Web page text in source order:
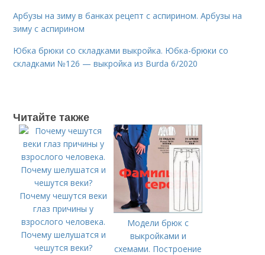
Арбузы на зиму в банках рецепт с аспирином. Арбузы на
зиму с аспирином
Юбка брюки со складками выкройка. Юбка-брюки со
складками №126 — выкройка из Burda 6/2020
Читайте также
Почему чешутся веки
глаз причины у
взрослого человека.
Почему шелушатся и
чешутся веки?
Модели брюк с
выкройками и
схемами. Построение